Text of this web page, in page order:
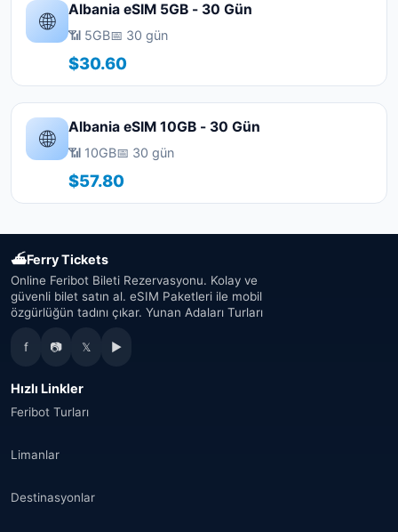
🌐 Albania eSIM 5GB - 30 Gün
📶 5GB📅 30 gün
$30.60
🌐 Albania eSIM 10GB - 30 Gün
📶 10GB📅 30 gün
$57.80
⛴Ferry Tickets
Online Feribot Bileti Rezervasyonu. Kolay ve
güvenli bilet satın al. eSIM Paketleri ile mobil
özgürlüğün tadını çıkar. Yunan Adaları Turları
f 📷 𝕏 ▶
Hızlı Linkler
Feribot Turları
Limanlar
Destinasyonlar